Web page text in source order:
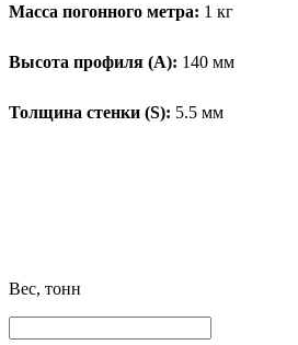
Масса погонного метра: 1 кг
Высота профиля (А): 140 мм
Толщина стенки (S): 5.5 мм
Вес, тонн